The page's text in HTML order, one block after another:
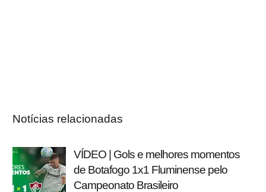
Notícias relacionadas
VÍDEO | Gols e melhores momentos
de Botafogo 1x1 Fluminense pelo
Campeonato Brasileiro